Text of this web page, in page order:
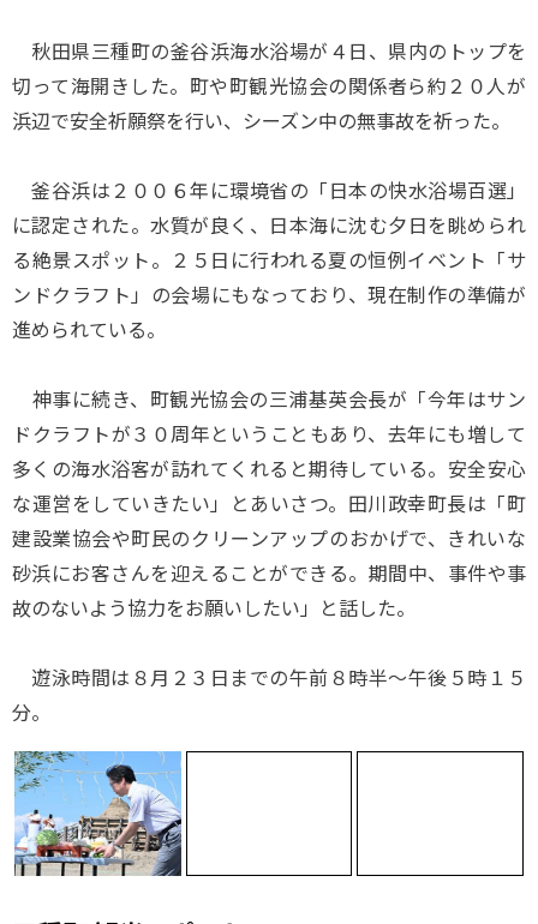
秋田県三種町の釜谷浜海水浴場が４日、県内のトップを
切って海開きした。町や町観光協会の関係者ら約２０人が
浜辺で安全祈願祭を行い、シーズン中の無事故を祈った。
釜谷浜は２００６年に環境省の「日本の快水浴場百選」
に認定された。水質が良く、日本海に沈む夕日を眺められ
る絶景スポット。２５日に行われる夏の恒例イベント「サ
ンドクラフト」の会場にもなっており、現在制作の準備が
進められている。
神事に続き、町観光協会の三浦基英会長が「今年はサン
ドクラフトが３０周年ということもあり、去年にも増して
多くの海水浴客が訪れてくれると期待している。安全安心
な運営をしていきたい」とあいさつ。田川政幸町長は「町
建設業協会や町民のクリーンアップのおかげで、きれいな
砂浜にお客さんを迎えることができる。期間中、事件や事
故のないよう協力をお願いしたい」と話した。
遊泳時間は８月２３日までの午前８時半～午後５時１５
分。